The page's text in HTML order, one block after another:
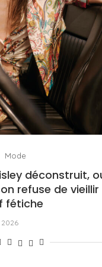
Mode
déconstruit,
refuse de vieillir
fétiche
2026